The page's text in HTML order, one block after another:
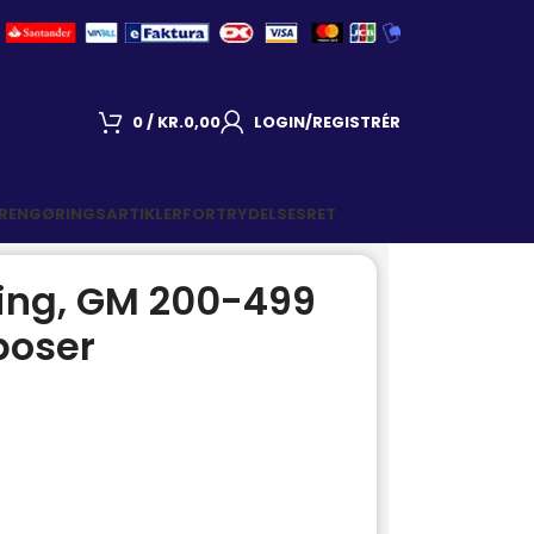
0/ KR.0,00 LOGIN/REGISTRÉR
FORTRYDELSESRET
GM 200-499